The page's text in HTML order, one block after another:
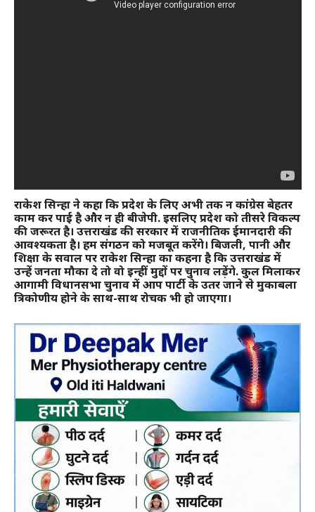
राकेश सिन्हा ने कहा कि प्रदेश के लिए अभी तक न कांग्रेस बेहतर
काम कर पाई है और न ही बीजेपी. इसलिए प्रदेश को तीसरे विकल्प
की जरूरत है। उत्तराखंड की सरकार में राजनीतिक ईमानदारी की
आवश्यकता है। हम संगठन को मजबूत करेंगे। बिजली, पानी और
शिक्षा के सवाल पर राकेश सिन्हा का कहना है कि उत्तराखंड में
उन्हें जनता मौका दे तो वो इन्हीं मुद्दों पर चुनाव लड़ेंगे. कुल मिलाकर
आगामी विधानसभा चुनाव में आप पार्टी के उतर जाने से मुकाबला
त्रिकोणीय होने के साथ-साथ रोचक भी हो जाएगा।